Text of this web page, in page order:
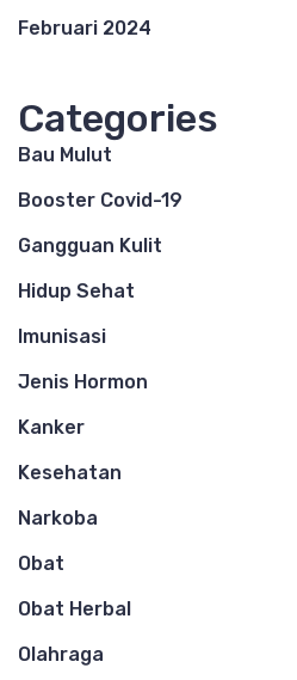
Februari 2024
Categories
Bau Mulut
Booster Covid-19
Gangguan Kulit
Hidup Sehat
Imunisasi
Jenis Hormon
Kanker
Kesehatan
Narkoba
Obat
Obat Herbal
Olahraga